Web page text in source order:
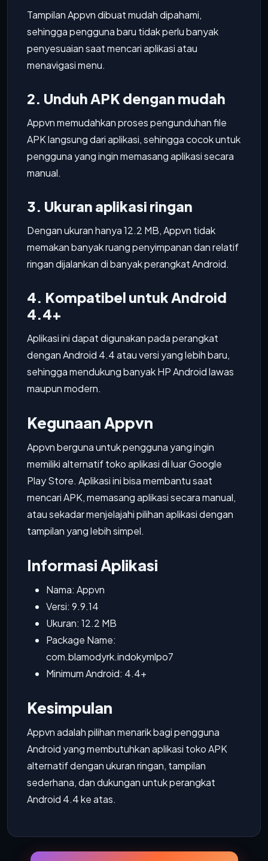
Tampilan Appvn dibuat mudah dipahami,
sehingga pengguna baru tidak perlu banyak
penyesuaian saat mencari aplikasi atau
menavigasi menu.
2. Unduh APK dengan mudah
Appvn memudahkan proses pengunduhan file
APK langsung dari aplikasi, sehingga cocok untuk
pengguna yang ingin memasang aplikasi secara
manual.
3. Ukuran aplikasi ringan
Dengan ukuran hanya 12.2 MB, Appvn tidak
memakan banyak ruang penyimpanan dan relatif
ringan dijalankan di banyak perangkat Android.
4. Kompatibel untuk Android
4.4+
Aplikasi ini dapat digunakan pada perangkat
dengan Android 4.4 atau versi yang lebih baru,
sehingga mendukung banyak HP Android lawas
maupun modern.
Kegunaan Appvn
Appvn berguna untuk pengguna yang ingin
memiliki alternatif toko aplikasi di luar Google
Play Store. Aplikasi ini bisa membantu saat
mencari APK, memasang aplikasi secara manual,
atau sekadar menjelajahi pilihan aplikasi dengan
tampilan yang lebih simpel.
Informasi Aplikasi
Nama: Appvn
Versi: 9.9.14
Ukuran: 12.2 MB
Package Name:
com.blamodyrk.indokymlpo7
Minimum Android: 4.4+
Kesimpulan
Appvn adalah pilihan menarik bagi pengguna
Android yang membutuhkan aplikasi toko APK
alternatif dengan ukuran ringan, tampilan
sederhana, dan dukungan untuk perangkat
Android 4.4 ke atas.